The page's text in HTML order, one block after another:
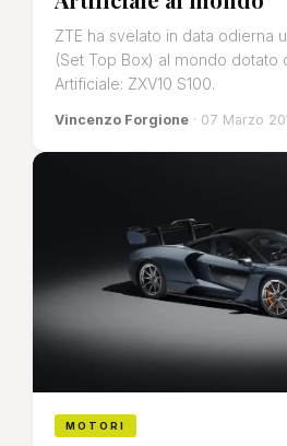
ZTE ha svelato in data odierna
(Set Top Box) al mondo dotato
Artificiale: ZXV10 S100.
Vincenzo Forgione · 07 Marzo
MOTORI